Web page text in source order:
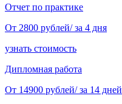
Отчет по практике
От 2800 рублей/ за 4 дня
узнать стоимость
Дипломная работа
От 14900 рублей/ за 14 дней